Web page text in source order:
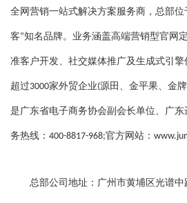
全网营销一站式解决方案服务商，总部
客”知名品牌。业务涵盖高端营销型官网
准客户开发、社交媒体推广及生成式引擎
超过3000家外贸企业(源田、金平果、金
是广东省电子商务协会副会长单位、广
务热线： 400-8817-968;官方网站：
总部公司地址：广州市黄埔区光谱中